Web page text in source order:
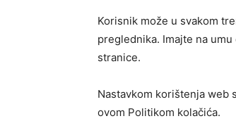
Korisnik može u svakom
preglednika. Imajte na
stranice.
Nastavkom korištenja web
ovom Politikom kolačića.